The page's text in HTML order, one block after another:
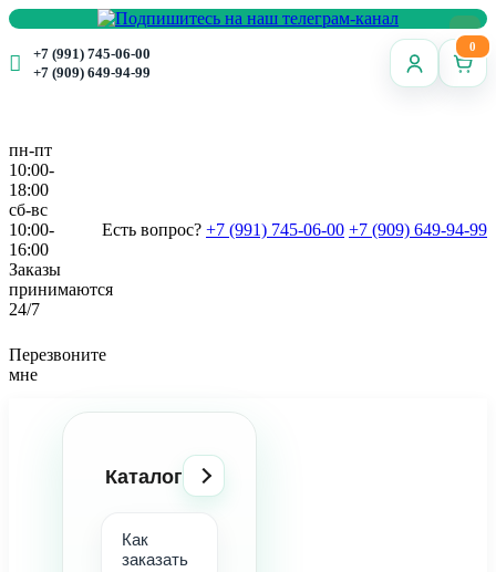
+7 (991) 745-06-00
+7 (909) 649-94-99
0
пн-пт
10:00-
18:00
сб-вс
10:00-
16:00
Заказы
принимаются
24/7
Есть вопрос? +7 (991) 745-06-00 +7 (909) 649-94-99
Перезвоните
мне
Каталог
Как
заказать